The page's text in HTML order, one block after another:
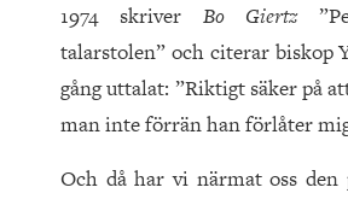
1974 skriver Bo Giertz
talarstolen” och citerar biskop
gång uttalat: ”Riktigt säker på
man inte förrän han förlåter
Och då har vi närmat oss